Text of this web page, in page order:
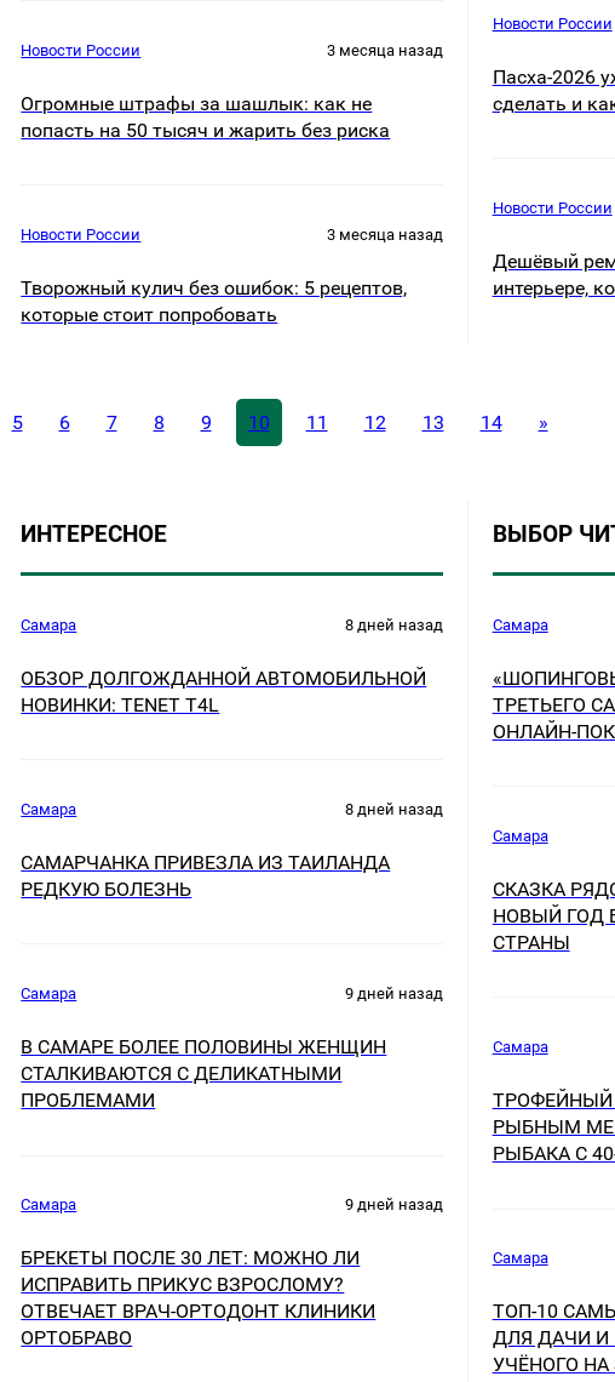
Новости России 3 месяца назад
Огромные штрафы за шашлык: как не
попасть на 50 тысяч и жарить без риска
Новости России 3 месяца назад
Творожный кулич без ошибок: 5 рецептов,
которые стоит попробовать
Новости России
Пасха-2026
сделать и
Новости России
Дешёвый
интерьере,
5 6 7 8 9 10 11 12 13 14 »
ИНТЕРЕСНОЕ
Самара 8 дней назад
ОБЗОР ДОЛГОЖДАННОЙ АВТОМОБИЛЬНОЙ
НОВИНКИ: TENET Т4L
Самара 8 дней назад
САМАРЧАНКА ПРИВЕЗЛА ИЗ ТАИЛАНДА
РЕДКУЮ БОЛЕЗНЬ
Самара 9 дней назад
В САМАРЕ БОЛЕЕ ПОЛОВИНЫ ЖЕНЩИН
СТАЛКИВАЮТСЯ С ДЕЛИКАТНЫМИ
ПРОБЛЕМАМИ
Самара 9 дней назад
БРЕКЕТЫ ПОСЛЕ 30 ЛЕТ: МОЖНО ЛИ
ИСПРАВИТЬ ПРИКУС ВЗРОСЛОМУ?
ОТВЕЧАЕТ ВРАЧ-ОРТОДОНТ КЛИНИКИ
ОРТОБРАВО
ВЫБОР
Самара
ТРЕТЬЕГО
ОНЛАЙН-
Самара
СКАЗКА
НОВЫЙ ГОД
СТРАНЫ
Самара
РЫБНЫМ
РЫБАКА С
Самара
ТОП-10
ДЛЯ ДАЧИ И
УЧЁНОГО НА